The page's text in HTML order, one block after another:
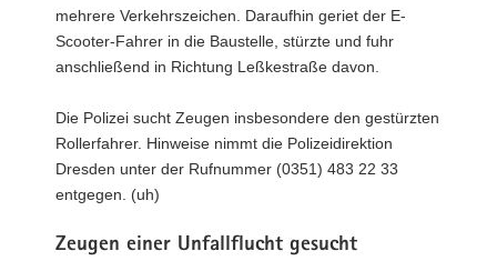
mehrere Verkehrszeichen. Daraufhin geriet der E-
Scooter-Fahrer in die Baustelle, stürzte und fuhr
anschließend in Richtung Leßkestraße davon.
Die Polizei sucht Zeugen insbesondere den gestürzten
Rollerfahrer. Hinweise nimmt die Polizeidirektion
Dresden unter der Rufnummer (0351) 483 22 33
entgegen. (uh)
Zeugen einer Unfallflucht gesucht